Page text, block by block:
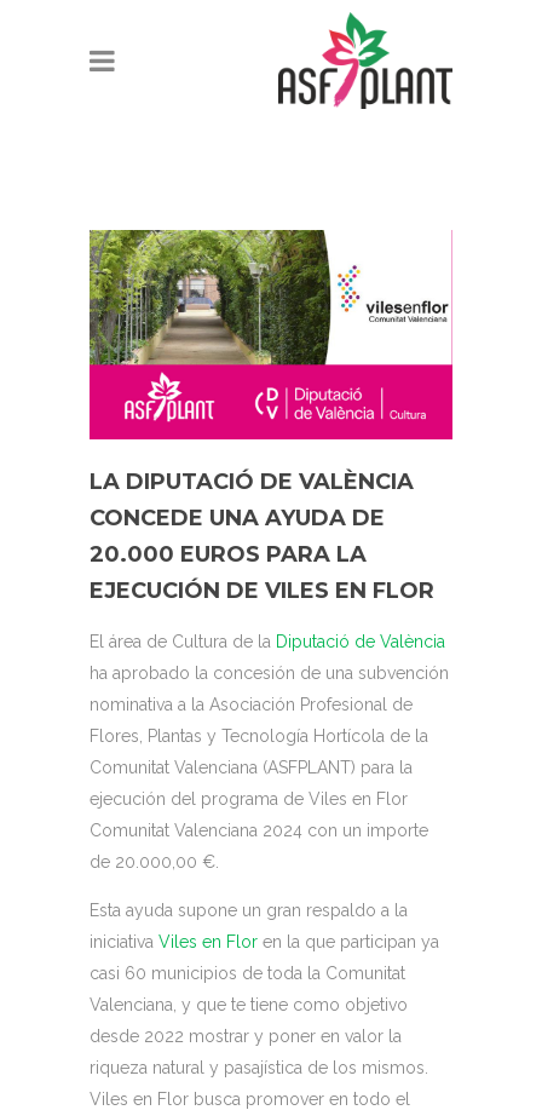
LA DIPUTACIÓ DE VALÈNCIA
CONCEDE UNA AYUDA DE
20.000 EUROS PARA LA
EJECUCIÓN DE VILES EN FLOR
El área de Cultura de la Diputació de València
ha aprobado la concesión de una subvención
nominativa a la Asociación Profesional de
Flores, Plantas y Tecnología Hortícola de la
Comunitat Valenciana (ASFPLANT) para la
ejecución del programa de Viles en Flor
Comunitat Valenciana 2024 con un importe
de 20.000,00 €.
Esta ayuda supone un gran respaldo a la
iniciativa Viles en Flor en la que participan ya
casi 60 municipios de toda la Comunitat
Valenciana, y que te tiene como objetivo
desde 2022 mostrar y poner en valor la
riqueza natural y pasajística de los mismos.
Viles en Flor busca promover en todo el